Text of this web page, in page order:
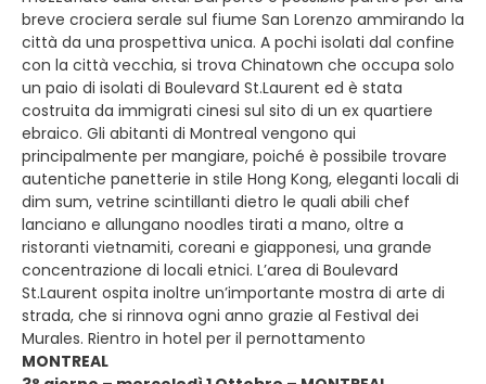
breve crociera serale sul fiume San Lorenzo ammirando la
città da una prospettiva unica. A pochi isolati dal confine
con la città vecchia, si trova Chinatown che occupa solo
un paio di isolati di Boulevard St.Laurent ed è stata
costruita da immigrati cinesi sul sito di un ex quartiere
ebraico. Gli abitanti di Montreal vengono qui
principalmente per mangiare, poiché è possibile trovare
autentiche panetterie in stile Hong Kong, eleganti locali di
dim sum, vetrine scintillanti dietro le quali abili chef
lanciano e allungano noodles tirati a mano, oltre a
ristoranti vietnamiti, coreani e giapponesi, una grande
concentrazione di locali etnici. L’area di Boulevard
St.Laurent ospita inoltre un’importante mostra di arte di
strada, che si rinnova ogni anno grazie al Festival dei
Murales. Rientro in hotel per il pernottamento
MONTREAL